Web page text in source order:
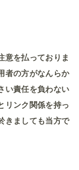
意を払っておりま
者の方がなんらか
い責任を負わない
リンク関係を持っ
きましても当方で